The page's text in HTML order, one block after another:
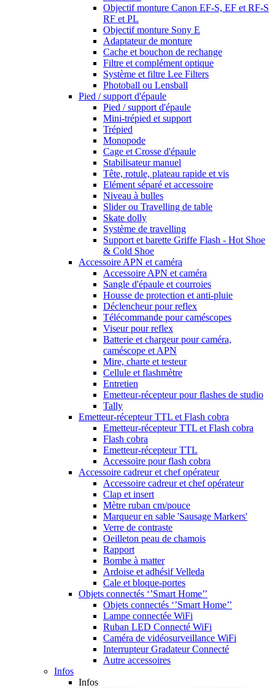
Objectif monture Canon EF-S, EF et RF-S
RF et PL
Objectif monture Sony E
Adaptateur de monture
Cache et bouchon de rechange
Filtre et complément optique
Système et filtre Lee Filters
Photoball ou Lensball
Pied / support d'épaule
Pied / support d'épaule
Mini-trépied et support
Trépied
Monopode
Cage et Crosse d'épaule
Stabilisateur manuel
Tête, rotule, plateau rapide et vis
Elément séparé et accessoire
Niveau à bulles
Slider ou Travelling de table
Skate dolly
Système de travelling
Support et barette Griffe Flash - Hot Shoe
& Cold Shoe
Accessoire APN et caméra
Accessoire APN et caméra
Sangle d'épaule et courroies
Housse de protection et anti-pluie
Déclencheur pour reflex
Télécommande pour caméscopes
Viseur pour reflex
Batterie et chargeur pour caméra,
caméscope et APN
Mire, charte et testeur
Cellule et flashmètre
Entretien
Emetteur-récepteur pour flashes de studio
Tally
Emetteur-récepteur TTL et Flash cobra
Emetteur-récepteur TTL et Flash cobra
Flash cobra
Emetteur-récepteur TTL
Accessoire pour flash cobra
Accessoire cadreur et chef opérateur
Accessoire cadreur et chef opérateur
Clap et insert
Mètre ruban cm/pouce
Marqueur en sable 'Sausage Markers'
Verre de contraste
Oeilleton peau de chamois
Rapport
Bombe à matter
Ardoise et adhésif Velleda
Cale et bloque-portes
Objets connectés ‘’Smart Home’’
Objets connectés ‘’Smart Home’’
Lampe connectée WiFi
Ruban LED Connecté WiFi
Caméra de vidéosurveillance WiFi
Interrupteur Gradateur Connecté
Autre accessoires
Infos
Infos